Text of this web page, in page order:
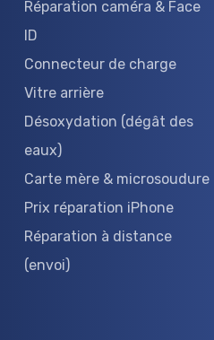
Réparation caméra & Face
ID
Connecteur de charge
Vitre arrière
Désoxydation (dégât des
eaux)
Carte mère & microsoudure
Prix réparation iPhone
Réparation à distance
(envoi)